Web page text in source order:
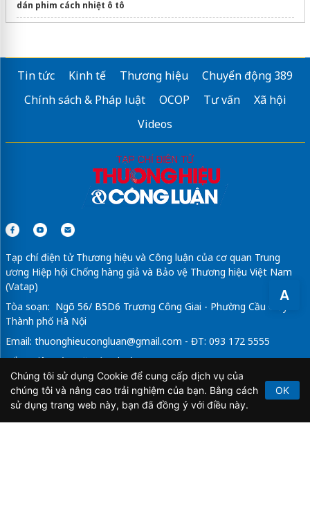
A
dán phim cách nhiệt ô tô
Cập nhật bảng giáOne Era Kim Oanh2026
the-emeraldboulevard.com
Tin tức Kinh tế Thương hiệu
Chuyển động 389
Chính sách & Pháp luật
OCOP Tư vấn
Xã hội
Videos
Tạp chí điện tử Thương hiệu và Công luận của cơ quan Trung
ương Hiệp hội Chống hàng giả và Bảo vệ Thương hiệu Việt Nam
(Vatap)
Tòa soạn: Ngõ 56/ B5D6 Trương Công Giai - Phường Cầu Giấy -
Thành phố Hà Nội
Email: thuonghieucongluan@gmail.com - ĐT: 093 172 5555
Tổng Biên Tập: Vũ Đức Thuận
Giấy phép hoạt động báo chí điện tử số 64/GP-BTTTT do Bộ
Thông tin và Truyền thông cấp ngày 21/2/2020.
Chúng tôi sử dụng Cookie để cung cấp dịch vụ của
chúng tôi và nâng cao trải nghiệm của bạn. Bằng cách
sử dụng trang web này, bạn đã đồng ý với điều này.
OK